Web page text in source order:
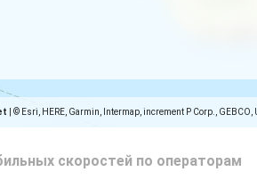
© Esri, HERE, Garmin, Intermap, increment P Corp.,
скоростей по операторам